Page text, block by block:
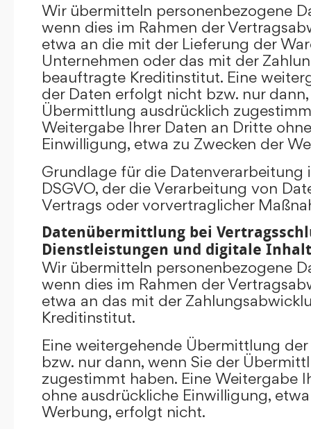
Wir übermitteln personenbezogene
wenn dies im Rahmen der
etwa an die mit der Lieferung der
Unternehmen oder das mit der
beauftragte Kreditinstitut. Eine
der Daten erfolgt nicht bzw. nur
Übermittlung ausdrücklich
Weitergabe Ihrer Daten an Dritte
Einwilligung, etwa zu Zwecken der
Grundlage für die Datenverarbeitung
DSGVO, der die Verarbeitung von
Vertrags oder vorvertraglicher
Datenübermittlung bei
Dienstleistungen und digitale
Wir übermitteln personenbezogene
wenn dies im Rahmen der
etwa an das mit der
Kreditinstitut.
Eine weitergehende Übermittlung
bzw. nur dann, wenn Sie der
zugestimmt haben. Eine Weitergabe
ohne ausdrückliche Einwilligung,
Werbung, erfolgt nicht.